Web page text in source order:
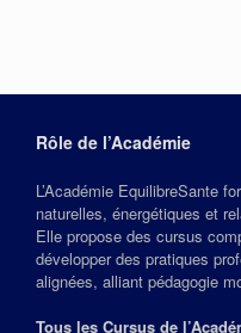
Rôle de l’Académie
L’Académie EquilibreSante
naturelles, énergétiques et
Elle propose des cursus
développer des pratiques
alignées, alliant pédagogie
Tous les Cursus de